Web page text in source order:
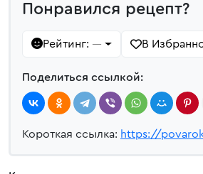
Понравился рецепт?
Рейтинг: — В
Поделиться ссылкой:
Короткая ссылка: https://